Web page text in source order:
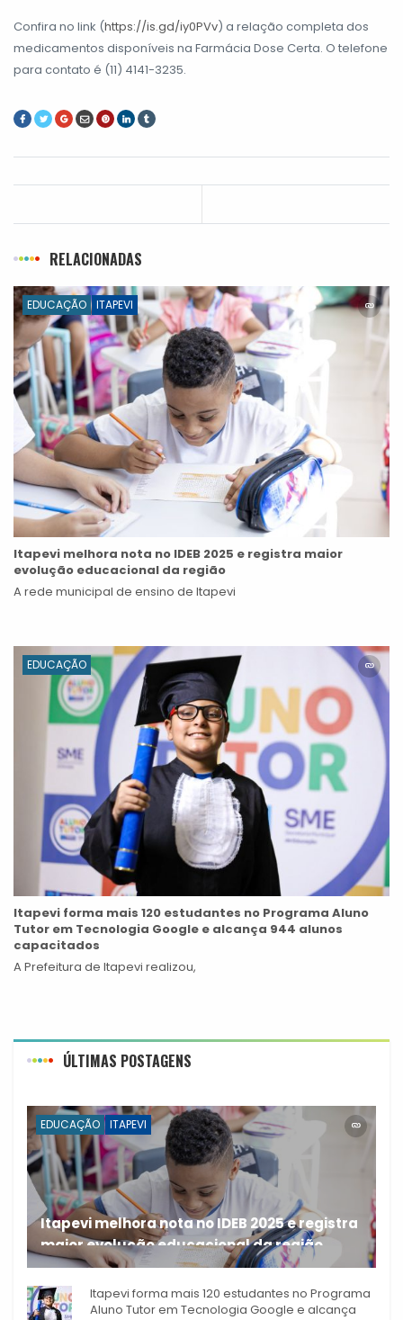
Confira no link (https://is.gd/iy0PVv) a relação completa dos
medicamentos disponíveis na Farmácia Dose Certa. O telefone
para contato é (11) 4141-3235.
RELACIONADAS
EDUCAÇÃO ITAPEVI
Itapevi melhora nota no IDEB 2025 e registra maior
evolução educacional da região
A rede municipal de ensino de Itapevi
EDUCAÇÃO
Itapevi forma mais 120 estudantes no Programa Aluno
Tutor em Tecnologia Google e alcança 944 alunos
capacitados
A Prefeitura de Itapevi realizou,
ÚLTIMAS POSTAGENS
EDUCAÇÃO ITAPEVI
Itapevi melhora nota no IDEB 2025 e registra
maior evolução educacional da região
A rede municipal de ensino
Itapevi forma mais 120 estudantes no Programa
Aluno Tutor em Tecnologia Google e alcança